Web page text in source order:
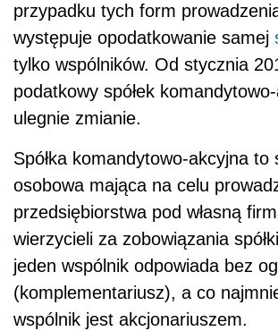
przypadku tych form
występuje opodatkowanie samej
tylko wspólników. Od stycznia
podatkowy spółek
ulegnie zmianie.
Spółka komandytowo-akcyjna to
osobowa mająca na celu
przedsiębiorstwa pod własną
wierzycieli za zobowiązania
jeden wspólnik odpowiada bez
(komplementariusz), a co
wspólnik jest akcjonariuszem.